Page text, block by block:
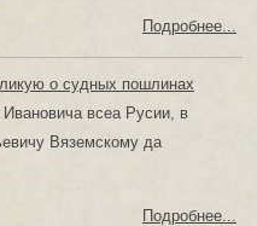
Подробнее...
о судных пошлинах
всеа Русии, в
Вяземскому да
Подробнее...